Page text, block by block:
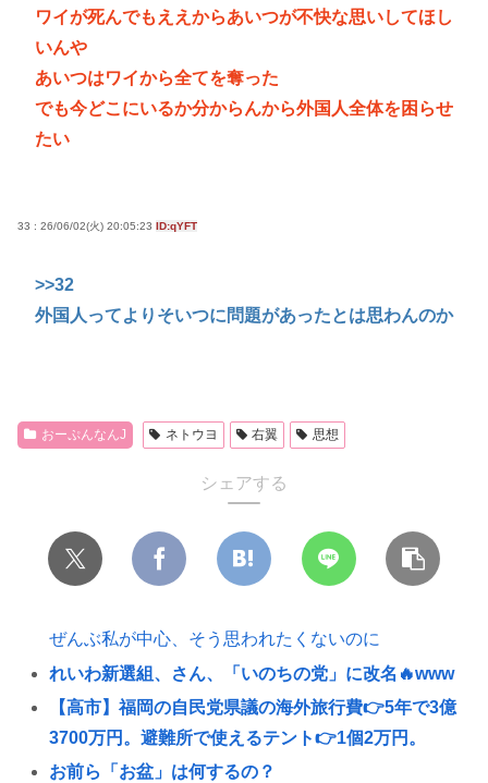
ワイが死んでもええからあいつが不快な思いしてほし
いんや
あいつはワイから全てを奪った
でも今どこにいるか分からんから外国人全体を困らせ
たい
33 : 26/06/02(火) 20:05:23 ID:qYFT
>>32
外国人ってよりそいつに問題があったとは思わんのか
おーぷんなんJ ネトウヨ 右翼 思想
シェアする
ぜんぶ私が中心、そう思われたくないのに
れいわ新選組、さん、「いのちの党」に改名🔥www
【高市】福岡の自民党県議の海外旅行費👉5年で3億
3700万円。避難所で使えるテント👉1個2万円。
お前ら「お盆」は何するの？